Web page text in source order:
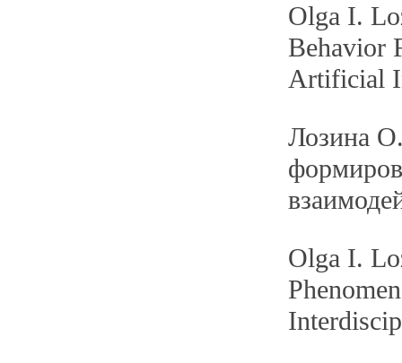
Olga I.
Behavior
Artificial
Лозина
Olga I.